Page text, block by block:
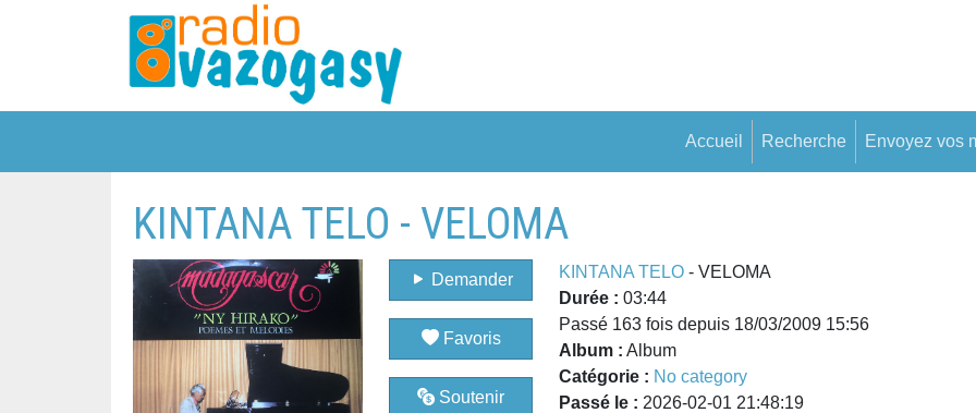
Accueil Recherche Envoyez vos
KINTANA TELO - VELOMA
Demander
Favoris
Soutenir
KINTANA TELO - VELOMA
Durée :03:44
Passé 163 fois depuis 18/03/2009 15:56
Album : Album
Catégorie : No category
Passé le : 2026-02-01 21:48:19